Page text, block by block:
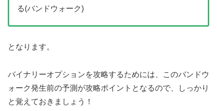
る(バンドウォーク)
となります。
バイナリーオプションを攻略するためには、このバンドウ
ォーク発生前の予測が攻略ポイントとなるので、しっかり
と覚えておきましょう！